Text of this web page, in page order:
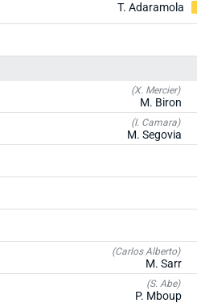
T. Adaramola
(X. Mercier)
M. Biron
(I. Camara)
M. Segovia
(Carlos Alberto)
M. Sarr
(S. Abe)
P. Mboup